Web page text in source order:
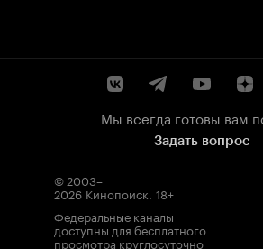
Мы всегда готовы вам
Задать вопрос
© 2003–
2026 Кинопоиск. 18+
Федеральные каналы
доступны для бесплатного
просмотра круглосуточно